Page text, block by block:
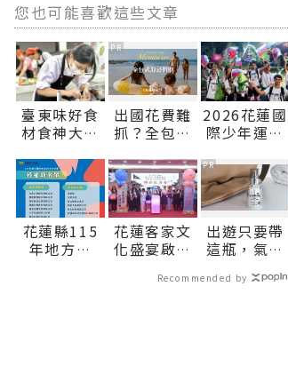
您也可能喜歡這些文章
臺東味好食
材食神大賽
小米紅藜再
加夏雪芒果
添新味∣花
蓮新聞網官
方網站各類
新聞－最快
出國花費難
抓？全包式
一價搞定食
宿玩樂，省
錢更省心！
PR
2026花蓮國
際少年運動
世界齊聚花
蓮 以運動連
結友誼、讓
世界看見臺
灣∣花蓮新
聞網官方網
站各類新聞
花蓮縣115
年地方型
花蓮客家文
化盛宴啟動
融新魅力∣
出遊只要帶
這瓶，氣色
PR
Recommended by